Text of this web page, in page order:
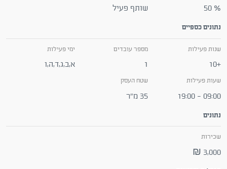
50 % שותף פעיל
נתונים כספיים
שנות פעילות
+10
מספר עובדים
1
ימי פעילות
א,ב,ג,ד,ה,ו
שעות פעילות
09:00 - 19:00
שטח העסק
35 מ״ר
נתונים
שכירות
3,000 ₪